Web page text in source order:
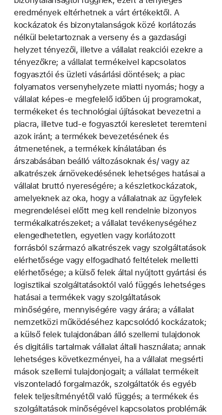
eredmények eltérhetnek a várt értékektől. A
kockázatok és bizonytalanságok közé korlátozás
nélkül beletartoznak a verseny és a gazdasági
helyzet tényezői, illetve a vállalat reakciói ezekre a
tényezőkre; a vállalat termékeivel kapcsolatos
fogyasztói és üzleti vásárlási döntések; a piac
folyamatos versenyhelyzete miatti nyomás; hogy a
vállalat képes-e megfelelő időben új programokat,
termékeket és technológiai újításokat bevezetni a
piacra, illetve tud-e fogyasztói keresletet teremteni
azok iránt; a termékek bevezetésének és
átmenetének, a termékek kínálatában és
árszabásában beálló változásoknak és/ vagy az
alkatrészek árnövekedésének lehetséges hatásai a
vállalat bruttó nyereségére; a készletkockázatok,
amelyeknek az oka, hogy a vállalatnak az ügyfelek
megrendelései előtt meg kell rendelnie bizonyos
termékalkatrészeket; a vállalat tevékenységéhez
elengedhetetlen, egyetlen vagy korlátozott
forrásból származó alkatrészek vagy szolgáltatások
elérhetősége vagy elfogadható feltételek melletti
elérhetősége; a külső felek által nyújtott gyártási és
logisztikai szolgáltatásoktól való függés lehetséges
hatásai a termékek vagy szolgáltatások
minőségére, mennyiségére vagy árára; a vállalat
nemzetközi működéséhez kapcsolódó kockázatok;
a külső felek tulajdonában álló szellemi tulajdonok
és digitális tartalmak vállalat általi használata; annak
lehetséges következményei, ha a vállalat megsérti
mások szellemi tulajdonjogait; a vállalat termékeit
viszonteladó forgalmazók, szolgáltatók és egyéb
felek teljesítményétől való függés; a termékek és
szolgáltatások minőségével kapcsolatos problémák